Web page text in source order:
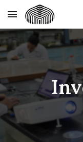
Skip to main content